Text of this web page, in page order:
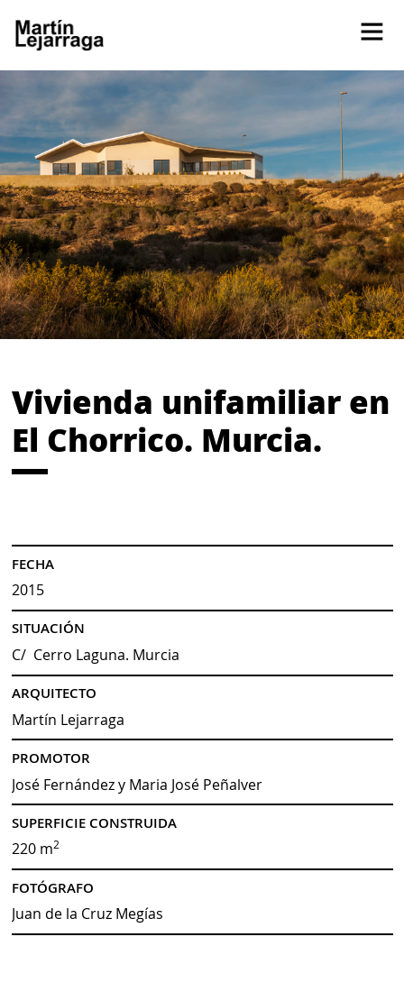
Vivienda unifamiliar en
El Chorrico. Murcia.
FECHA
2015
SITUACIÓN
C/ Cerro Laguna. Murcia
ARQUITECTO
Martín Lejarraga
PROMOTOR
José Fernández y Maria José Peñalver
SUPERFICIE CONSTRUIDA
220 m2
FOTÓGRAFO
Juan de la Cruz Megías